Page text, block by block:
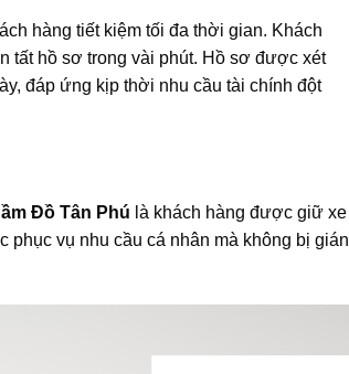
hàng tiết kiệm tối đa thời gian. Khách
tất hồ sơ trong vài phút. Hồ sơ được xét
đáp ứng kịp thời nhu cầu tài chính đột
Đồ Tân Phú là khách hàng được giữ xe
vụ nhu cầu cá nhân mà không bị gián